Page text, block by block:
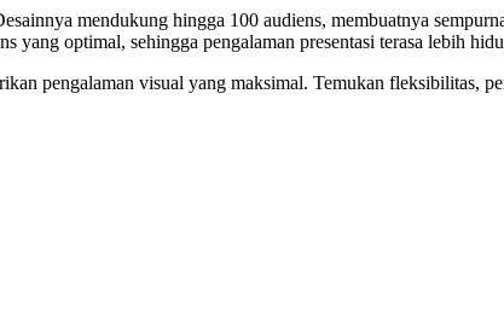
mendukung hingga 100 audiens, membuatnya
optimal, sehingga pengalaman presentasi terasa lebih
pengalaman visual yang maksimal. Temukan fleksibilitas,